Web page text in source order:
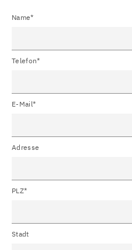
Name*
Telefon*
E-Mail*
Adresse
PLZ*
Stadt